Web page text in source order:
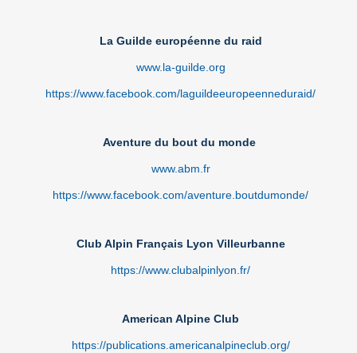
La Guilde européenne du raid
www.la-guilde.org
https://www.facebook.com/laguildeeuropeenneduraid/
Aventure du bout du monde
www.abm.fr
https://www.facebook.com/aventure.boutdumonde/
Club Alpin Français Lyon Villeurbanne
https://www.clubalpinlyon.fr/
American Alpine Club
https://publications.americanalpineclub.org/